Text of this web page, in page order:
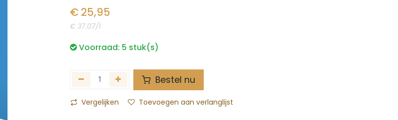
€ 25,95
€ 37.07/l
Voorraad: 5 stuk(s)
Bestel nu
Vergelijken Toevoegen aan verlanglijst